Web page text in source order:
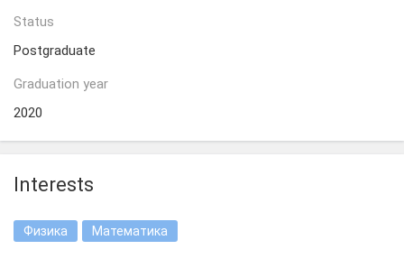
Status
Postgraduate
Graduation year
2020
Interests
Физика Математика